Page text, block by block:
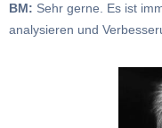
BM: Sehr gerne. Es ist
analysieren und